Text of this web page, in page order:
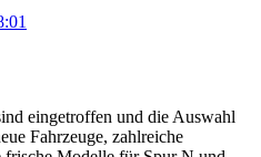
eingetroffen und die Auswahl
Fahrzeuge, zahlreiche